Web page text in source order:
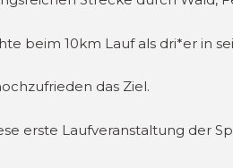
beim 10km Lauf als dri*er in
das Ziel.
erste Laufveranstaltung der